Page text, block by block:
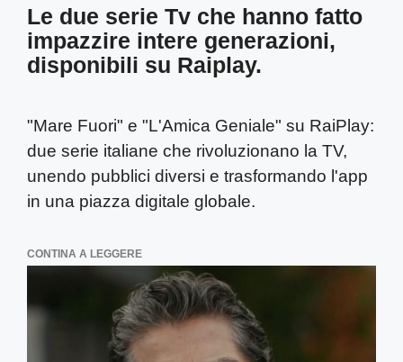
Le due serie Tv che hanno fatto
impazzire intere generazioni,
disponibili su Raiplay.
"Mare Fuori" e "L'Amica Geniale" su RaiPlay:
due serie italiane che rivoluzionano la TV,
unendo pubblici diversi e trasformando l'app
in una piazza digitale globale.
CONTINA A LEGGERE